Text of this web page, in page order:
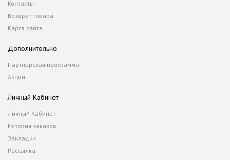
Контакты
Возврат товара
Карта сайта
Дополнительно
Партнерская программа
Акции
Личный Кабинет
Личный Кабинет
История заказов
Закладки
Рассылка